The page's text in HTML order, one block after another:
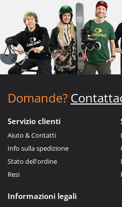
Domande?
Servizio clienti
Aiuto & Contatti
Info sulla spedizione
Stato dell'ordine
Resi
Informazioni legali